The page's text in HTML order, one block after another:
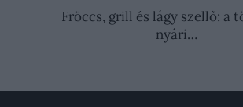
Fröccs, grill és lágy szellő: a
nyári…